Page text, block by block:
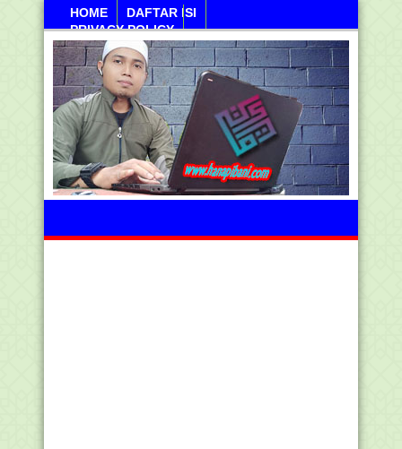
HOME
DAFTAR ISI
PRIVACY POLICY
Ahad, 09 Agustus 2026